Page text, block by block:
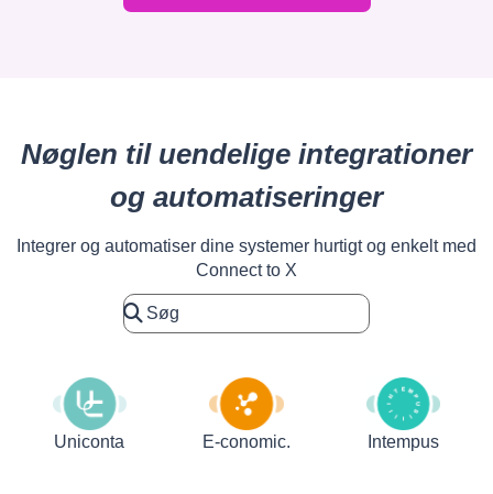
Nøglen til uendelige integrationer
og automatiseringer
Integrer og automatiser dine systemer hurtigt og enkelt med
Connect to X
Uniconta E-conomic. Intempus